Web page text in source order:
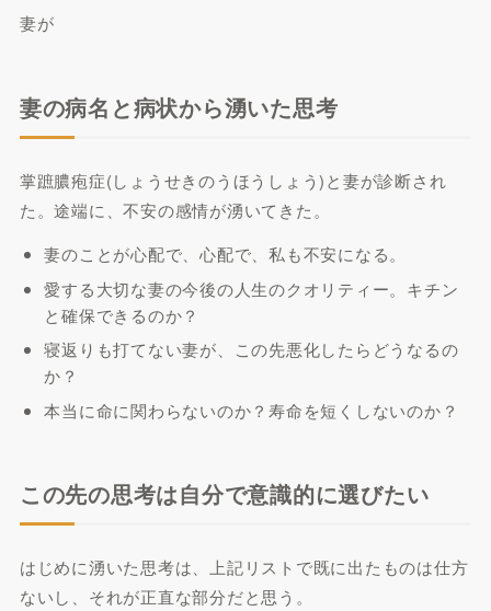
妻が
妻の病名と病状から湧いた思考
掌蹠膿疱症(しょうせきのうほうしょう)と妻が診断され
た。途端に、不安の感情が湧いてきた。
妻のことが心配で、心配で、私も不安になる。
愛する大切な妻の今後の人生のクオリティー。キチン
と確保できるのか？
寝返りも打てない妻が、この先悪化したらどうなるの
か？
本当に命に関わらないのか？寿命を短くしないのか？
この先の思考は自分で意識的に選びたい
はじめに湧いた思考は、上記リストで既に出たものは仕方
ないし、それが正直な部分だと思う。